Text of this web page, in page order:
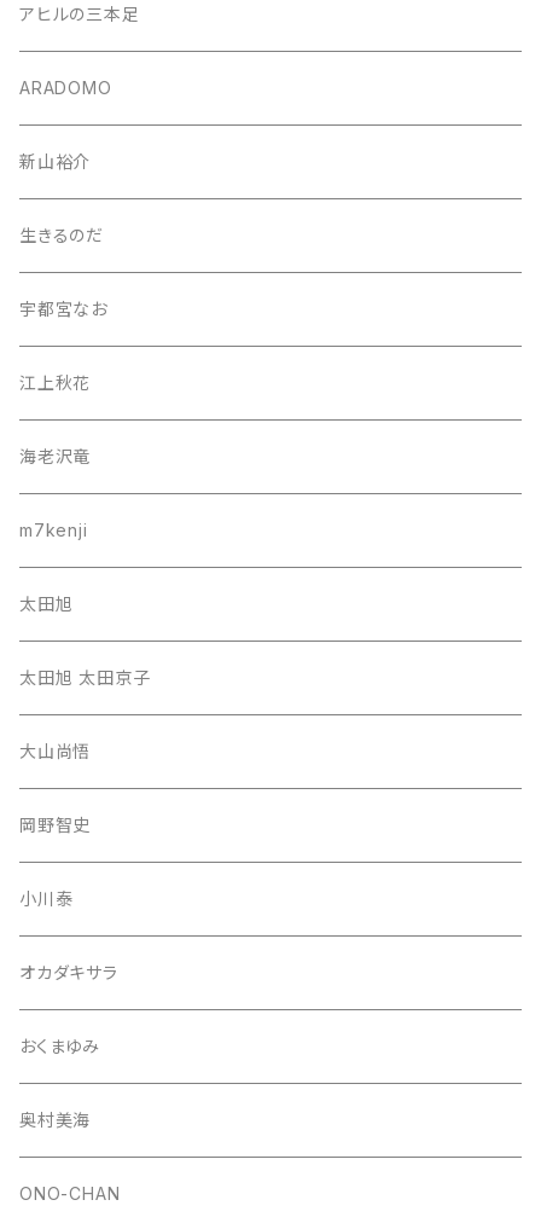
アヒルの三本足
ARADOMO
新山裕介
生きるのだ
宇都宮なお
江上秋花
海老沢竜
m7kenji
太田旭
太田旭 太田京子
大山尚悟
岡野智史
小川泰
オカダキサラ
おくまゆみ
奥村美海
ONO-CHAN